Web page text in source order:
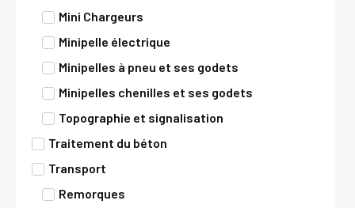
Mini Chargeurs
Minipelle électrique
Minipelles à pneu et ses godets
Minipelles chenilles et ses godets
Topographie et signalisation
Traitement du béton
Transport
Remorques